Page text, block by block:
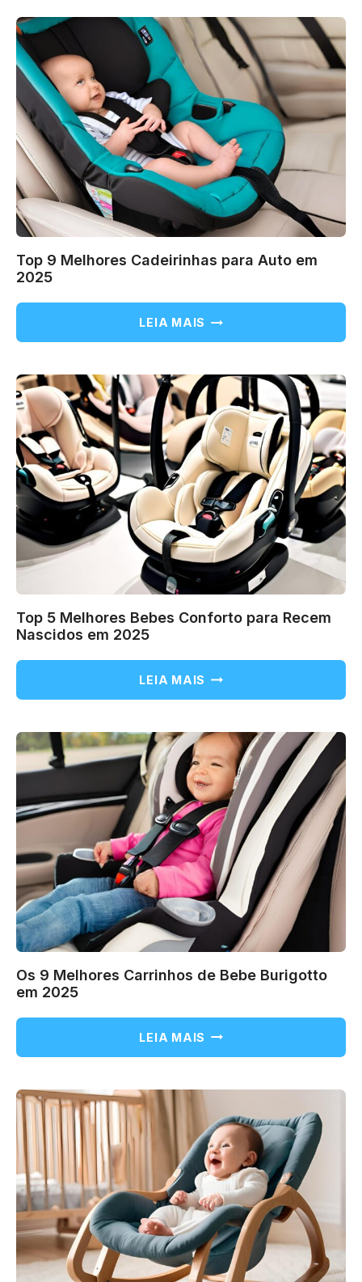
CARRINHOS
DE
BEBE
GUARDA
CHUVA
EM
2025
Top 9 Melhores Cadeirinhas para Auto em
2025
LEIA MAIS TOP
CADEIRINHAS
PARA
AUTO
EM
2025
Top 5 Melhores Bebes Conforto para Recem
Nascidos em 2025
LEIA MAIS TOP
BEBES
CONFORTO
PARA
RECEM
NASCIDOS
EM
2025
Os 9 Melhores Carrinhos de Bebe Burigotto
em 2025
LEIA MAIS OS
CARRINHOS
BEBE
BURIGOTTO
EM
2025